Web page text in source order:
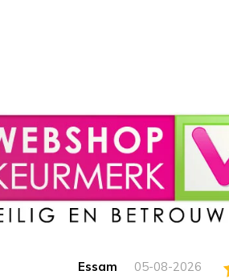
Essam 05-08-2026